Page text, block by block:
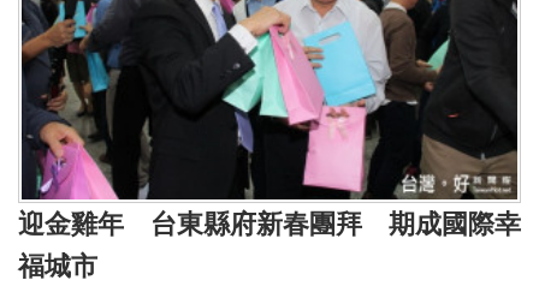
迎金雞年 台東縣府新春團拜 期成國際幸
福城市